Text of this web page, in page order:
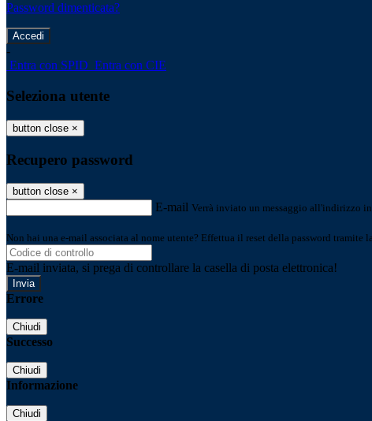
Password dimenticata?
-
Entra con SPID Entra con CIE
Seleziona utente
button close ×
Recupero password
button close ×
E-mail Verrà inviato un messaggio all'indirizzo
Non hai una e-mail associata al nome utente? Effettua il reset della password tramite la
E-mail inviata, si prega di controllare la casella di posta elettronica!
Errore
Chiudi
Successo
Chiudi
Informazione
Chiudi